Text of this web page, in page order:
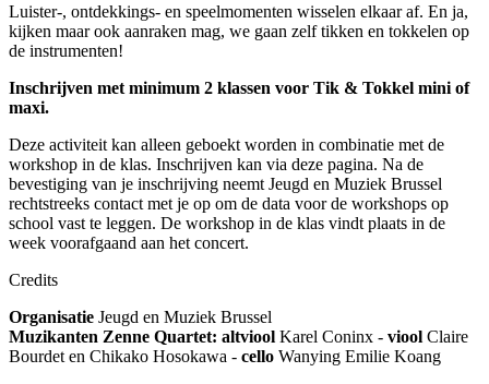
Luister-, ontdekkings- en speelmomenten wisselen elkaar af. En ja,
kijken maar ook aanraken mag, we gaan zelf tikken en tokkelen op
de instrumenten!
Inschrijven met minimum 2 klassen voor Tik & Tokkel mini of
maxi.
Deze activiteit kan alleen geboekt worden in combinatie met de
workshop in de klas. Inschrijven kan via deze pagina. Na de
bevestiging van je inschrijving neemt Jeugd en Muziek Brussel
rechtstreeks contact met je op om de data voor de workshops op
school vast te leggen. De workshop in de klas vindt plaats in de
week voorafgaand aan het concert.
Credits
Organisatie Jeugd en Muziek Brussel
Muzikanten Zenne Quartet: altviool Karel Coninx - viool Claire
Bourdet en Chikako Hosokawa - cello Wanying Emilie Koang